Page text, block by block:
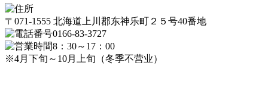
〒071-1555 北海道上川郡东神乐町２５号40番地
0166-83-3727
8：30～17：00
※4月下旬～10月上旬（冬季不营业）